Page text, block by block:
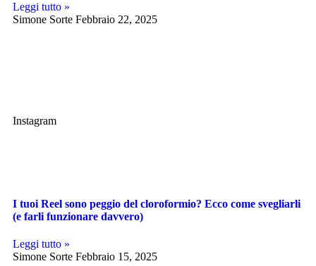
Leggi tutto »
Simone Sorte Febbraio 22, 2025
Instagram
I tuoi Reel sono peggio del cloroformio? Ecco come svegliarli
(e farli funzionare davvero)
Leggi tutto »
Simone Sorte Febbraio 15, 2025